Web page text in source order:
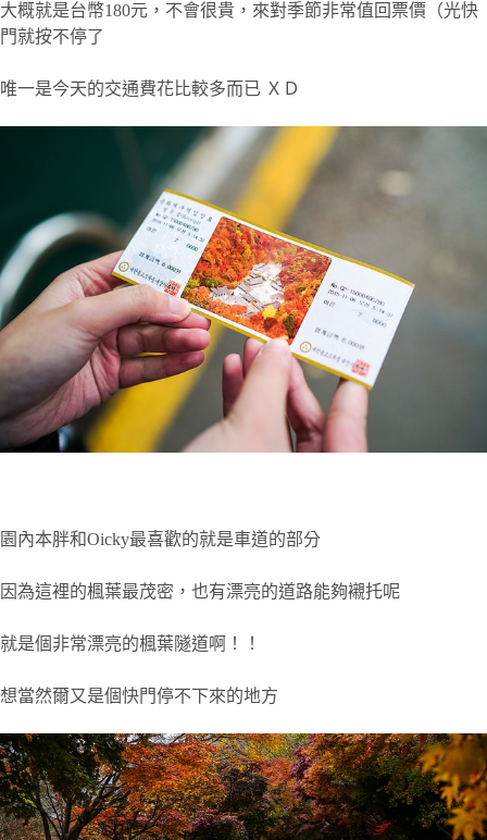
大概就是台幣180元，不會很貴，來對季節非常值回票價（光快
門就按不停了
唯一是今天的交通費花比較多而已 ＸＤ
園內本胖和Oicky最喜歡的就是車道的部分
因為這裡的楓葉最茂密，也有漂亮的道路能夠襯托呢
就是個非常漂亮的楓葉隧道啊！！
想當然爾又是個快門停不下來的地方